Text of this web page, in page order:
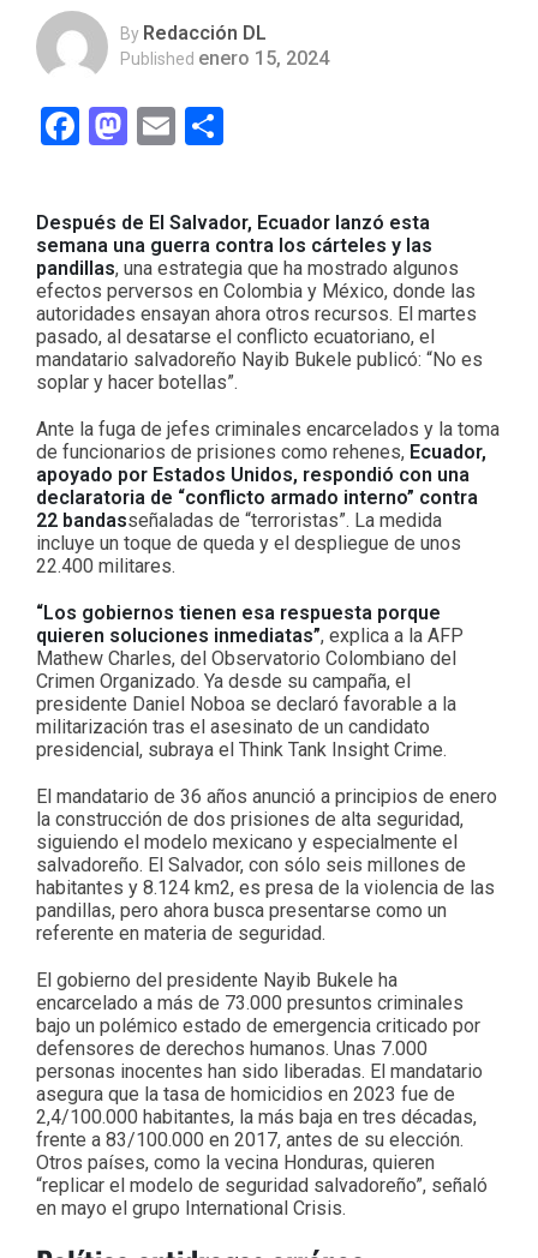
By Redacción DL
Published enero 15, 2024
Facebook
Mastodon
Email
Después de El Salvador, Ecuador lanzó esta
semana una guerra contra los cárteles y las
pandillas, una estrategia que ha mostrado algunos
efectos perversos en Colombia y México, donde las
autoridades ensayan ahora otros recursos. El martes
pasado, al desatarse el conflicto ecuatoriano, el
mandatario salvadoreño Nayib Bukele publicó: “No es
soplar y hacer botellas”.
Ante la fuga de jefes criminales encarcelados y la toma
de funcionarios de prisiones como rehenes, Ecuador,
apoyado por Estados Unidos, respondió con una
declaratoria de “conflicto armado interno” contra
22 bandasseñaladas de “terroristas”. La medida
incluye un toque de queda y el despliegue de unos
22.400 militares.
“Los gobiernos tienen esa respuesta porque
quieren soluciones inmediatas”, explica a la AFP
Mathew Charles, del Observatorio Colombiano del
Crimen Organizado. Ya desde su campaña, el
presidente Daniel Noboa se declaró favorable a la
militarización tras el asesinato de un candidato
presidencial, subraya el Think Tank Insight Crime.
El mandatario de 36 años anunció a principios de enero
la construcción de dos prisiones de alta seguridad,
siguiendo el modelo mexicano y especialmente el
salvadoreño. El Salvador, con sólo seis millones de
habitantes y 8.124 km2, es presa de la violencia de las
pandillas, pero ahora busca presentarse como un
referente en materia de seguridad.
El gobierno del presidente Nayib Bukele ha
encarcelado a más de 73.000 presuntos criminales
bajo un polémico estado de emergencia criticado por
defensores de derechos humanos. Unas 7.000
personas inocentes han sido liberadas. El mandatario
asegura que la tasa de homicidios en 2023 fue de
2,4/100.000 habitantes, la más baja en tres décadas,
frente a 83/100.000 en 2017, antes de su elección.
Otros países, como la vecina Honduras, quieren
“replicar el modelo de seguridad salvadoreño”, señaló
en mayo el grupo International Crisis.